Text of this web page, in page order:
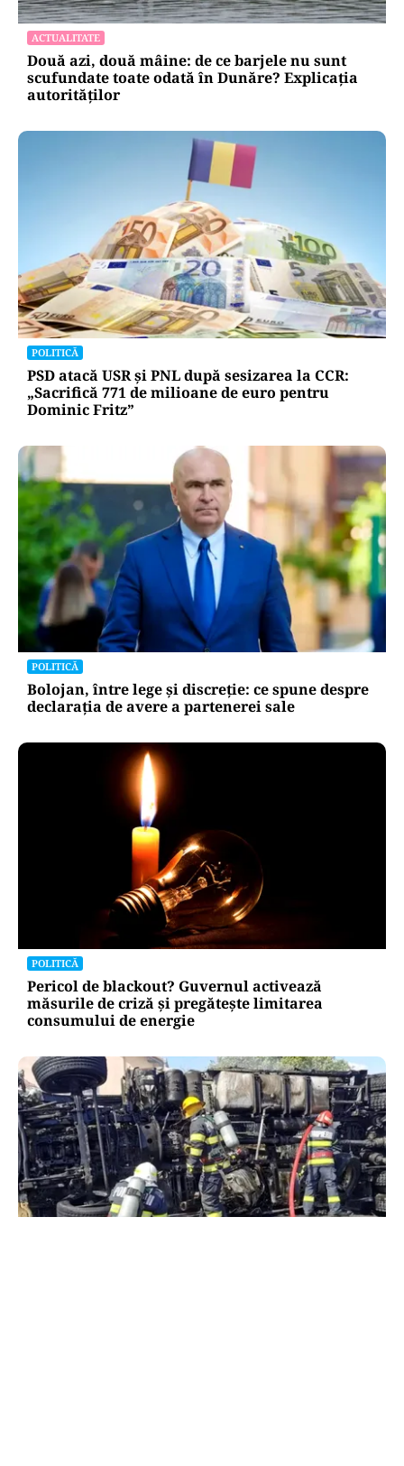
ACTUALITATE
Două azi, două mâine: de ce barjele nu sunt
scufundate toate odată în Dunăre? Explicația
autorităților
POLITICĂ
PSD atacă USR și PNL după sesizarea la CCR:
„Sacrifică 771 de milioane de euro pentru
Dominic Fritz”
POLITICĂ
Bolojan, între lege și discreție: ce spune despre
declarația de avere a partenerei sale
POLITICĂ
Pericol de blackout? Guvernul activează
măsurile de criză și pregătește limitarea
consumului de energie